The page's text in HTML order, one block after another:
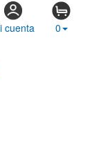
cuenta 0